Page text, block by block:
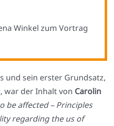
Win­kel zum Vor­trag
und sein ers­ter Grund­satz,
war der Inhalt von Caro­lin
be affec­ted – Prin­ci­ples
regar­ding the us of